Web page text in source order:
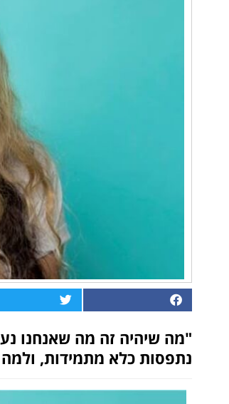
"מה שיהיה זה מה שאנחנו
נתפסות כלא מתמידות,